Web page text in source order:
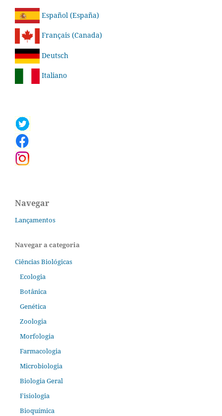
Español (España)
Français (Canada)
Deutsch
Italiano
Navegar
Lançamentos
Navegar a categoria
Ciências Biológicas
Ecologia
Botânica
Genética
Zoologia
Morfologia
Farmacologia
Microbiologia
Biologia Geral
Fisiologia
Bioquímica